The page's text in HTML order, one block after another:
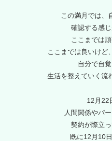
この満月では、
確認する感
ここまでは
ここまでは良いけど
自分で自
生活を整えていく流
12月22
人間関係やパ
契約が際立っ
既に12月10